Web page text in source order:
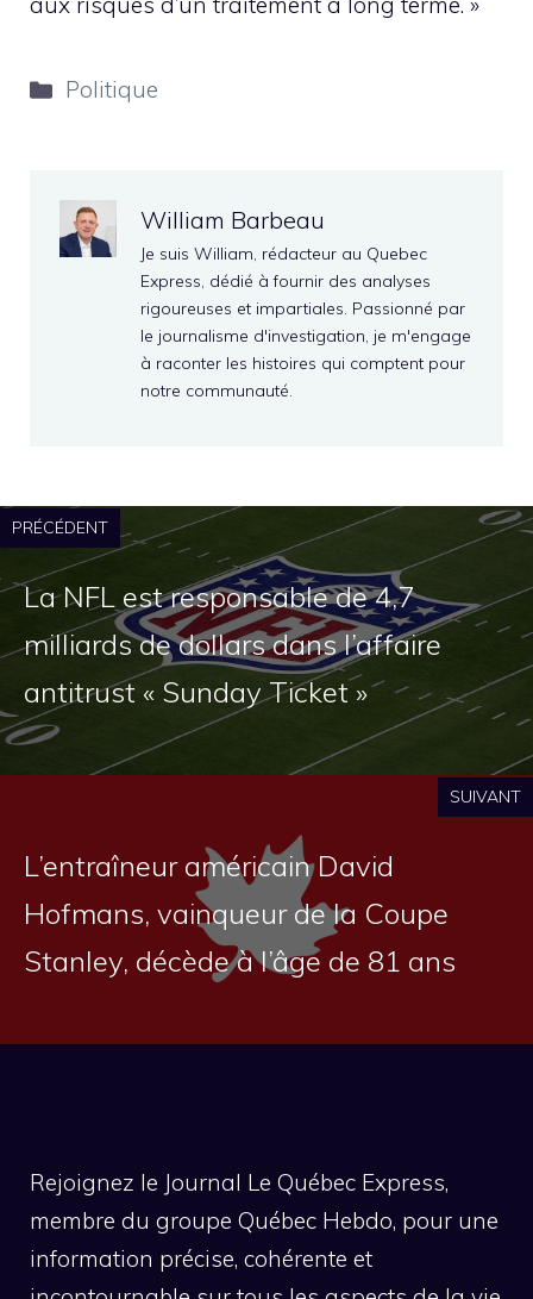
Catégories
Politique
William Barbeau
Je suis William, rédacteur au Quebec
Express, dédié à fournir des analyses
rigoureuses et impartiales. Passionné par
le journalisme d'investigation, je m'engage
à raconter les histoires qui comptent pour
notre communauté.
PRÉCÉDENT
La NFL est responsable de 4,7
milliards de dollars dans l’affaire
antitrust « Sunday Ticket »
SUIVANT
L’entraîneur américain David
Hofmans, vainqueur de la Coupe
Stanley, décède à l’âge de 81 ans
Rejoignez le Journal Le Québec Express,
membre du groupe Québec Hebdo, pour une
information précise, cohérente et